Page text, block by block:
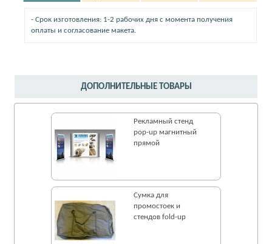
- Срок изготовления: 1-2 рабочих дня с момента получения
оплаты и согласование макета.
ДОПОЛНИТЕЛЬНЫЕ ТОВАРЫ
Рекламный стенд
pop-up магнитный
прямой
Сумка для
промостоек и
стендов fold-up